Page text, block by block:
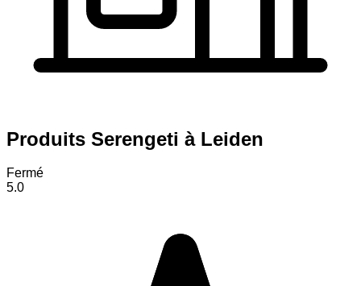
Produits Serengeti à Leiden
Fermé
5.0